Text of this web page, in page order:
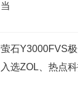
当
萤石Y3000FVS
入选ZOL、热点